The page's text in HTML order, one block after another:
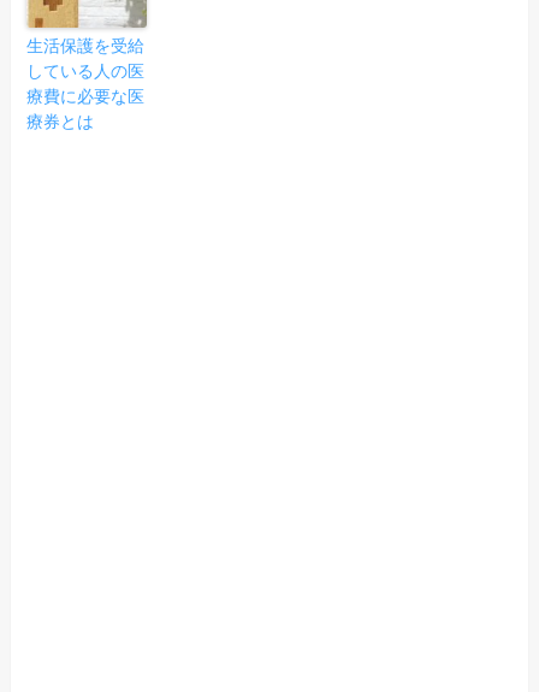
生活保護を受給
している人の医
療費に必要な医
療券とは